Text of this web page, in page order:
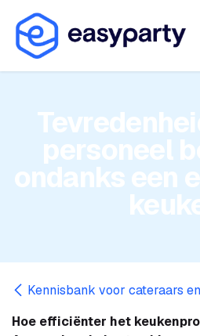
personeel
ondanks een
Kennisbank voor cateraars
Hoe efficiënter het